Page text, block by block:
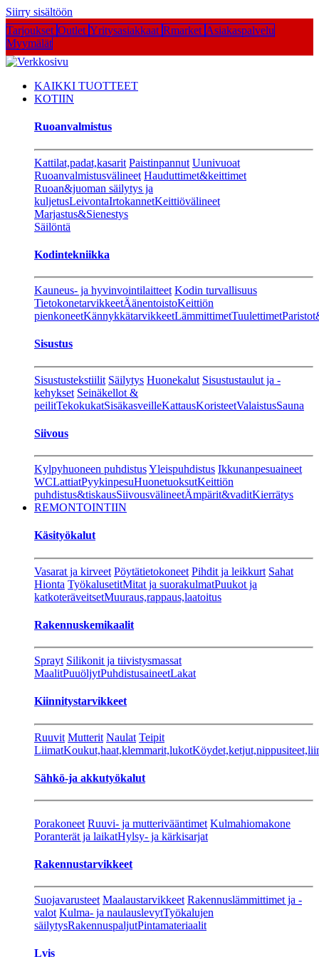
Siirry sisältöön
Tarjoukset Outlet Yritysasiakkaat Rmarket Asiakaspalvelu
Myymälät
KAIKKI TUOTTEET
KOTIIN
Ruoanvalmistus
Kattilat,padat,kasarit Paistinpannut Uunivuoat
Ruoanvalmistusvälineet Hauduttimet&keittimet
Ruoan&juoman säilytys ja
kuljetusLeivontaIrtokannetKeittiövälineet
Marjastus&Sienestys
Säilöntä
Kodintekniikka
Kauneus- ja hyvinvointilaitteet Kodin turvallisuus
TietokonetarvikkeetÄänentoistoKeittiön
pienkoneetKännykkätarvikkeetLämmittimetTuulettimet
Sisustus
Sisustustekstiilit Säilytys Huonekalut Sisustustaulut ja -
kehykset Seinäkellot &
peilitTekokukatSisäkasveilleKattausKoristeetValaistusSauna
Siivous
Kylpyhuoneen puhdistusYleispuhdistus Ikkunanpesuaineet
WCLattiatPyykinpesuHuonetuoksutKeittiön
puhdistus&tiskausSiivousvälineetÄmpärit&vaditKierrätys
REMONTOINTIIN
Käsityökalut
Vasarat ja kirveet Pöytätietokoneet Pihdit ja leikkurt Sahat
Hionta TyökalusetitMitat ja suorakulmatPuukot ja
katkoteräveitsetMuuraus,rappaus,laatoitus
Rakennuskemikaalit
Sprayt Silikonit ja tiivistysmassat
MaalitPuuöljytPuhdistusaineetLakat
Kiinnitystarvikkeet
Ruuvit Mutterit Naulat Teipit
LiimatKoukut,haat,klemmarit,lukot
Sähkö-ja akkutyökalut
Porakoneet Ruuvi- ja mutterivääntimet Kulmahiomakone
Poranterät ja laikatHylsy- ja kärkisarjat
Rakennustarvikkeet
Suojavarusteet Maalaustarvikkeet Rakennuslämmittimet ja -
valot Kulma- ja naulauslevytTyökalujen
säilytysRakennuspaljutPintamateriaalit
Lvis